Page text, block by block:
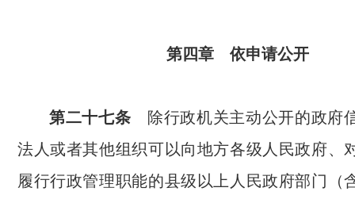
第四章 依申请公开
第二十七条 除行政机关主动公开的政府
法人或者其他组织可以向地方各级人民政府、
履行行政管理职能的县级以上人民政府部门（